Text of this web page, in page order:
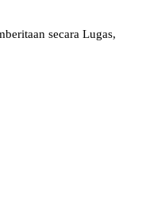
secara Lugas,